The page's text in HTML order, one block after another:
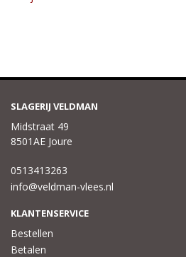
SLAGERIJ VELDMAN
Midstraat 49
8501AE Joure
0513413263
info@veldman-vlees.nl
KLANTENSERVICE
Bestellen
Betalen